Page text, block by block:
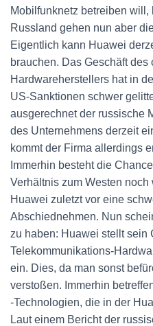
Mobilfunknetz betreiben
Russland gehen nun aber
Eigentlich kann Huawei
brauchen. Das Geschäft des
Hardwareherstellers hat in
US-Sanktionen schwer
ausgerechnet der russische
des Unternehmens derzeit
kommt der Firma allerdings
Immerhin besteht die
Verhältnis zum Westen
Huawei zuletzt vor eine
Abschiednehmen. Nun
zu haben: Huawei stellt sein
Telekommunikations-
ein. Dies, da man sonst
verstoßen. Immerhin
-Technologien, die in der
Laut einem Bericht der